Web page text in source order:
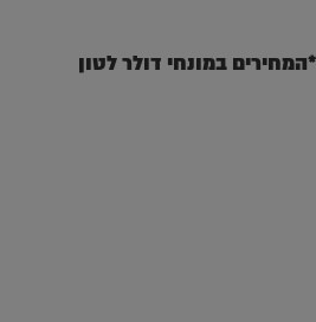
*המחירים במונחי דולר לטון